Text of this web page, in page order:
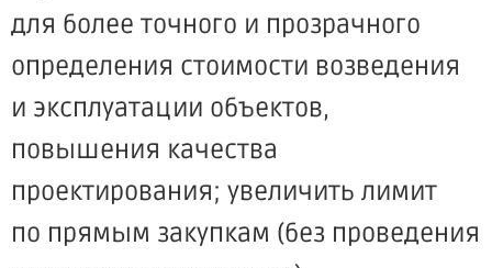
для более точного и прозрачного
определения стоимости возведения
и эксплуатации объектов,
повышения качества
проектирования; увеличить лимит
по прямым закупкам (без проведения